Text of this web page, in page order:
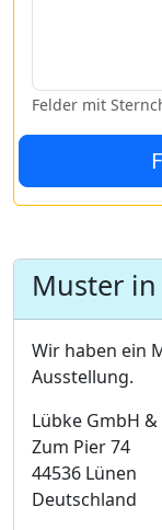
Felder mit
Muster
Wir haben ein
Ausstellung.
Lübke GmbH &
Zum Pier 74
44536 Lünen
Deutschland